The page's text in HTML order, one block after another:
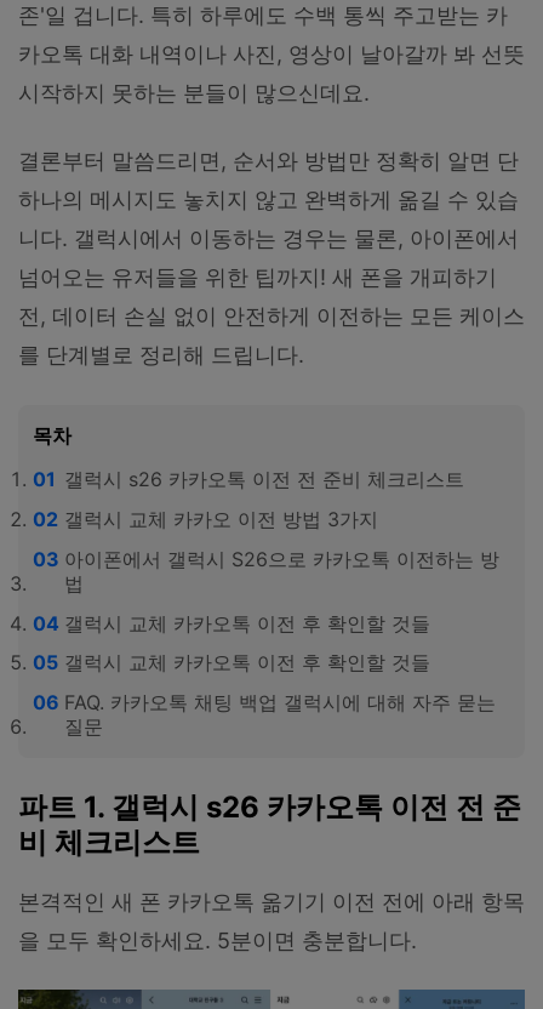
존'일 겁니다. 특히 하루에도 수백 통씩 주고받는 카
카오톡 대화 내역이나 사진, 영상이 날아갈까 봐 선뜻
시작하지 못하는 분들이 많으신데요.
결론부터 말씀드리면, 순서와 방법만 정확히 알면 단
하나의 메시지도 놓치지 않고 완벽하게 옮길 수 있습
니다. 갤럭시에서 이동하는 경우는 물론, 아이폰에서
넘어오는 유저들을 위한 팁까지! 새 폰을 개피하기
전, 데이터 손실 없이 안전하게 이전하는 모든 케이스
를 단계별로 정리해 드립니다.
목차
갤럭시 s26 카카오톡 이전 전 준비 체크리스트
갤럭시 교체 카카오 이전 방법 3가지
아이폰에서 갤럭시 S26으로 카카오톡 이전하는 방
법
갤럭시 교체 카카오톡 이전 후 확인할 것들
갤럭시 교체 카카오톡 이전 후 확인할 것들
FAQ. 카카오톡 채팅 백업 갤럭시에 대해 자주 묻는
질문
파트 1. 갤럭시 s26 카카오톡 이전 전 준
비 체크리스트
본격적인 새 폰 카카오톡 옮기기 이전 전에 아래 항목
을 모두 확인하세요. 5분이면 충분합니다.